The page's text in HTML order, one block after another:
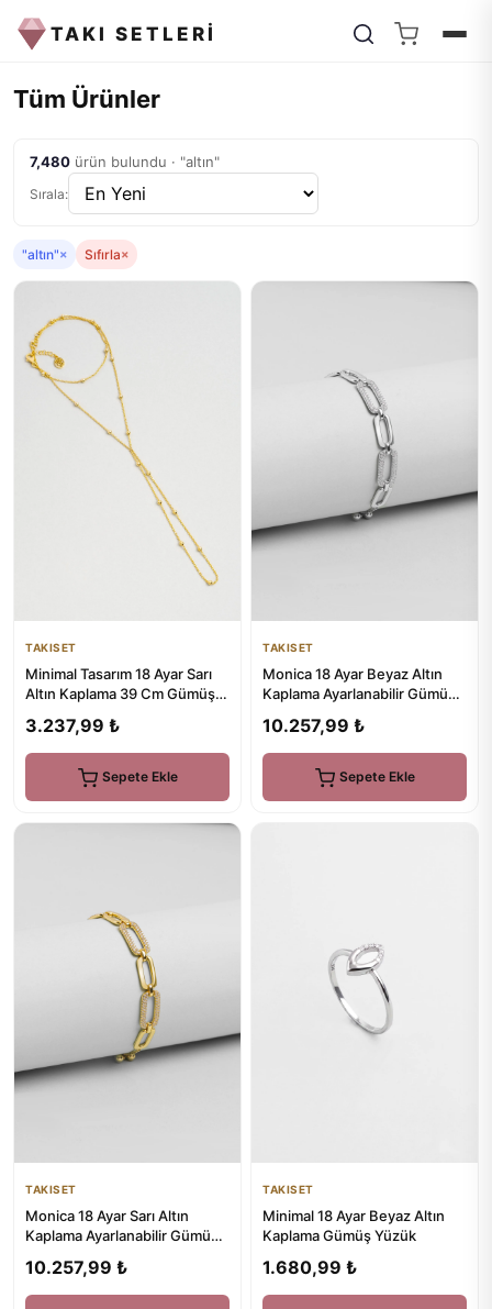
TAKI SETLERİ
Tüm Ürünler
7,480 ürün bulundu · "altın"
Sırala:
"altın"× Sıfırla×
TAKISET
Minimal Tasarım 18 Ayar Sarı
Altın Kaplama 39 Cm Gümüş
3.237,99 ₺
Sepete Ekle
TAKISET
Monica 18 Ayar Beyaz Altın
Kaplama Ayarlanabilir Gümüş
10.257,99 ₺
Sepete Ekle
TAKISET
Monica 18 Ayar Sarı Altın
Kaplama Ayarlanabilir Gümüş
10.257,99 ₺
TAKISET
Minimal 18 Ayar Beyaz Altın
Kaplama Gümüş Yüzük
1.680,99 ₺